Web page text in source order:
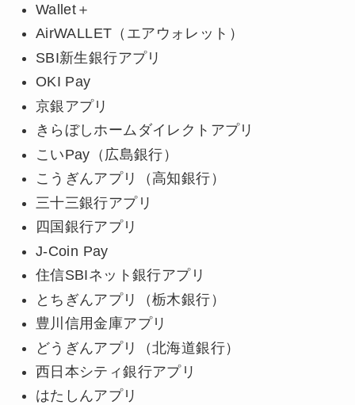
Wallet＋
AirWALLET（エアウォレット）
SBI新生銀行アプリ
OKI Pay
京銀アプリ
きらぼしホームダイレクトアプリ
こいPay（広島銀行）
こうぎんアプリ（高知銀行）
三十三銀行アプリ
四国銀行アプリ
J-Coin Pay
住信SBIネット銀行アプリ
とちぎんアプリ（栃木銀行）
豊川信用金庫アプリ
どうぎんアプリ（北海道銀行）
西日本シティ銀行アプリ
はたしんアプリ